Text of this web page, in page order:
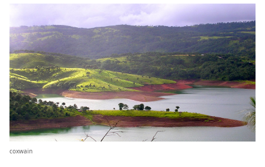
coxwain